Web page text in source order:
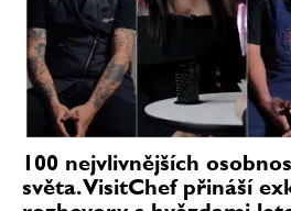
100 nejvlivnějších
světa. VisitChef přináší